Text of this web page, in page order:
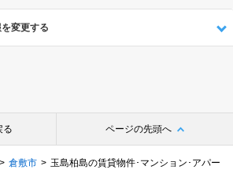
変更する
る ページの先頭へ
倉敷市
玉島柏島の賃貸物件･マンション･アパー